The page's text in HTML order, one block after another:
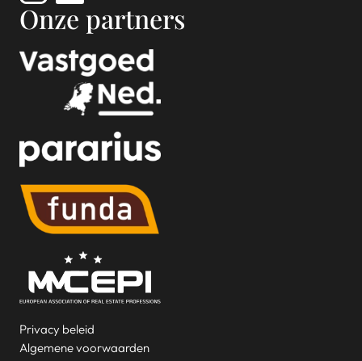
Onze partners
Privacy beleid
Algemene voorwaarden